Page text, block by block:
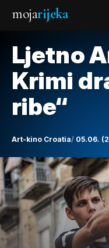
mojarijeka
Ljetno
Krimi
ribe“
Art-kino Croatia 05.06.